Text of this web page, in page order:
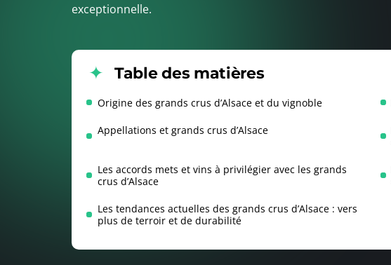
exceptionnelle.
Table des matières
Origine des grands crus d’Alsace et du vignoble
Appellations et grands crus d’Alsace
Les accords mets et vins à privilégier avec les grands
crus d’Alsace
Les tendances actuelles des grands crus d’Alsace : vers
plus de terroir et de durabilité